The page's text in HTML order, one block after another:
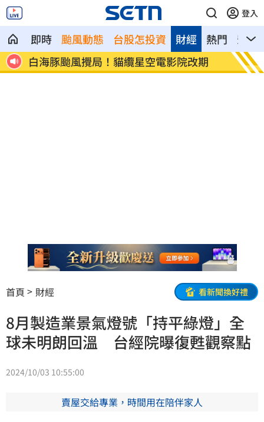
登入
即時 颱風動態 台股怎投資 熱門 影音
財經
幕
白海豚颱風攪局！貓纜星空電影院改期
女偶
觀
首頁 財經 看新聞換好禮
8月製造業景氣燈號「持平綠燈」全
球未明朗回溫 台經院曝復甦觀察點
2024/10/03 10:55:00
賣屋交給專業，時間用在陪伴家人